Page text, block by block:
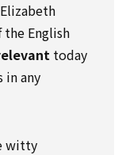
the English
today
in any
witty